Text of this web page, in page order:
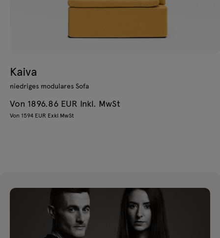
Kaiva
niedriges modulares Sofa
Von 1896.86 EUR Inkl. MwSt
Von 1594 EUR Exkl MwSt